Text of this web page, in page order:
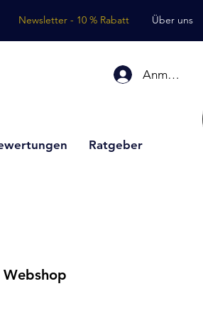
Über uns
Newsletter - 10 % Rabatt
Anmelden
Ratgeber